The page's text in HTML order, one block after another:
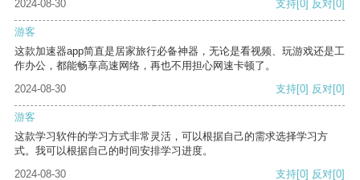
2024-08-30 支持[0] 反对[0]
游客
这款加速器app简直是居家旅行必备神器，无论是看视频、玩游戏还是工
作办公，都能畅享高速网络，再也不用担心网速卡顿了。
2024-08-30
支持[0] 反对[0]
游客
这款学习软件的学习方式非常灵活，可以根据自己的需求选择学习方
式。我可以根据自己的时间安排学习进度。
2024-08-30
支持[0] 反对[0]